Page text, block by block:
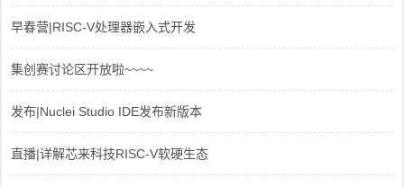
早春营|RISC-V处理器嵌入式开发
集创赛讨论区开放啦~~~~
发布|Nuclei Studio IDE发布新版本
直播|详解芯来科技RISC-V软硬生态